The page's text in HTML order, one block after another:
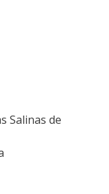
Salinas de